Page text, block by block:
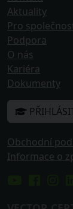
Aktuality
Pro
Podpora
O nás
Kariéra
Dokumenty
Obchodní
Informace o